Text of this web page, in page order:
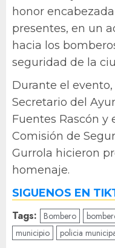
honor
presentes, en un
hacia los
seguridad de la
Durante el
Secretario del
Fuentes Rascón y
Comisión de
Gurrola hicieron
homenaje.
SIGUENOS EN
Tags: Bombero
municipio
policia